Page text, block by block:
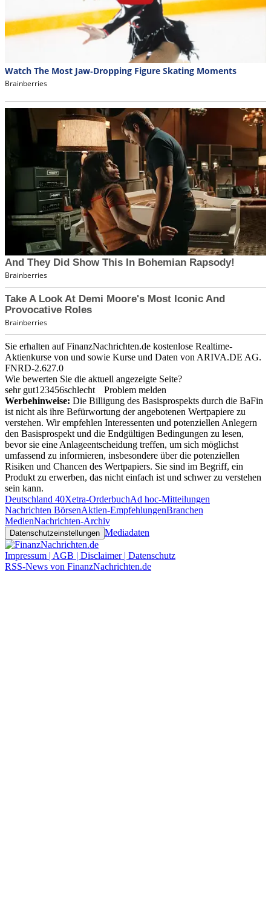
Sie erhalten auf FinanzNachrichten.de kostenlose Realtime-
Aktienkurse von und sowie Kurse und Daten von ARIVA.DE AG.
FNRD-2.627.0
Wie bewerten Sie die aktuell angezeigte Seite?
sehr gut1 23456schlecht
Problem melden
Werbehinweise: Die Billigung des Basisprospekts durch die BaFin
ist nicht als ihre Befürwortung der angebotenen Wertpapiere zu
verstehen. Wir empfehlen Interessenten und potenziellen Anlegern
den Basisprospekt und die Endgültigen Bedingungen zu lesen,
bevor sie eine Anlageentscheidung treffen, um sich möglichst
umfassend zu informieren, insbesondere über die potenziellen
Risiken und Chancen des Wertpapiers. Sie sind im Begriff, ein
Produkt zu erwerben, das nicht einfach ist und schwer zu verstehen
sein kann.
Deutschland 40Xetra-OrderbuchAd hoc-Mitteilungen
Nachrichten BörsenAktien-EmpfehlungenBranchen
MedienNachrichten-Archiv
Datenschutzeinstellungen Mediadaten
Impressum | AGB | Disclaimer | Datenschutz
RSS-News von FinanzNachrichten.de